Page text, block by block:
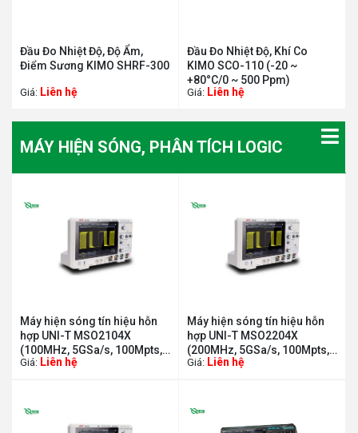
Đầu Đo Nhiệt Độ, Độ Ẩm,
Điểm Sương KIMO SHRF-300
Giá: Liên hệ
Đầu Đo Nhiệt Độ, Khí Co
KIMO SCO-110 (-20 ~
+80°C/0 ~ 500 Ppm)
Giá: Liên hệ
MÁY HIỆN SÓNG, PHÂN TÍCH LOGIC
Máy hiện sóng tín hiệu hỗn
hợp UNI-T MSO2104X
(100MHz, 5GSa/s, 100Mpts,
4+16CH, MSO)
Giá: Liên hệ
Máy hiện sóng tín hiệu hỗn
hợp UNI-T MSO2204X
(200MHz, 5GSa/s, 100Mpts,
4+16CH, MSO)
Giá: Liên hệ